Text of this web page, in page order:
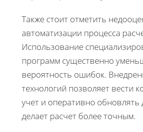
Также стоит отметить
автоматизации процесса
Использование
программ существенно
вероятность ошибок.
технологий позволяет вести
учет и оперативно обновлять
делает расчет более точным.